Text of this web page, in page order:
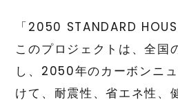
「2050 STANDARD
このプロジェクトは、全国
し、2050年のカーボンニ
けて、耐震性、省エネ性、